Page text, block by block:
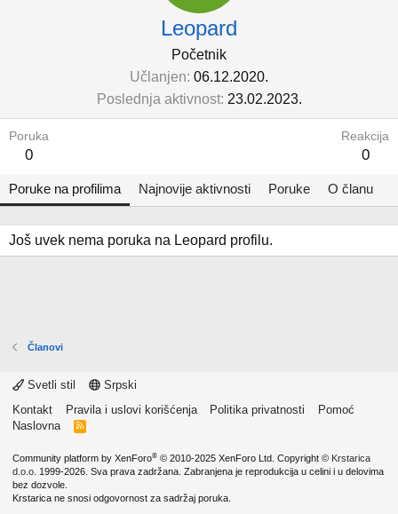
Leopard
Početnik
Učlanjen 06.12.2020.
Poslednja aktivnost 23.02.2023.
Poruka
0
Reakcija
0
Poruke na profilima Najnovije aktivnosti Poruke O članu
Još uvek nema poruka na Leopard profilu.
Članovi
Svetli stil
Srpski
Kontakt
Pravila i uslovi korišćenja Politika privatnosti
Pomoć
Naslovna
R
Community platform by XenForo® © 2010-2025 XenForo Ltd. Copyright © Krstarica
d.o.o. 1999-2026. Sva prava zadržana. Zabranjena je reprodukcija u celini i u delovima
bez dozvole.
Krstarica ne snosi odgovornost za sadržaj poruka.